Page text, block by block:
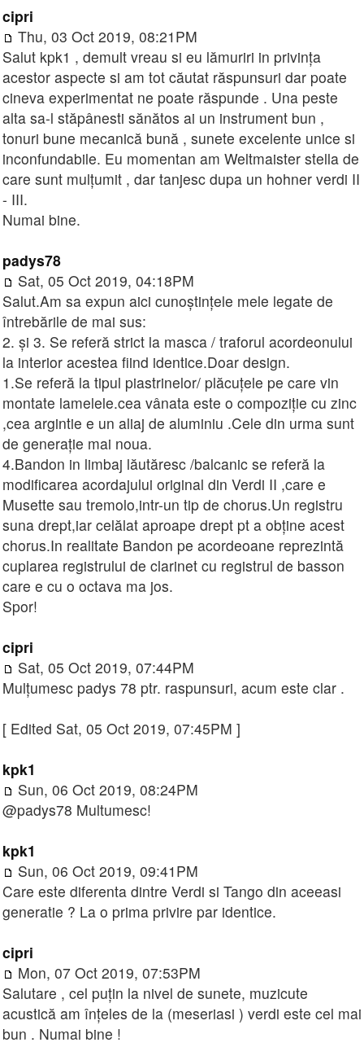
cipri
Thu, 03 Oct 2019, 08:21PM
Salut kpk1 , demult vreau si eu lămuriri in privința
acestor aspecte si am tot căutat răspunsuri dar poate
cineva experimentat ne poate răspunde . Una peste
alta sa-l stăpânesti sănătos ai un instrument bun ,
tonuri bune mecanică bună , sunete excelente unice si
inconfundabile. Eu momentan am Weltmaister stella de
care sunt mulțumit , dar tanjesc dupa un hohner verdi II
- III.
Numai bine.
padys78
Sat, 05 Oct 2019, 04:18PM
Salut.Am sa expun aici cunoștințele mele legate de
întrebările de mai sus:
2. și 3. Se referă strict la masca / traforul acordeonului
la interior acestea fiind identice.Doar design.
1.Se referă la tipul piastrinelor/ plăcuțele pe care vin
montate lamelele.cea vânata este o compoziție cu zinc
,cea argintie e un aliaj de aluminiu .Cele din urma sunt
de generație mai noua.
4.Bandon in limbaj lăutăresc /balcanic se referă la
modificarea acordajului original din Verdi II ,care e
Musette sau tremolo,intr-un tip de chorus.Un registru
suna drept,iar celălat aproape drept pt a obține acest
chorus.In realitate Bandon pe acordeoane reprezintă
cuplarea registrului de clarinet cu registrul de basson
care e cu o octava ma jos.
Spor!
cipri
Sat, 05 Oct 2019, 07:44PM
Mulțumesc padys 78 ptr. raspunsuri, acum este clar .
[ Edited Sat, 05 Oct 2019, 07:45PM ]
kpk1
Sun, 06 Oct 2019, 08:24PM
@padys78 Multumesc!
kpk1
Sun, 06 Oct 2019, 09:41PM
Care este diferenta dintre Verdi si Tango din aceeasi
generatie ? La o prima privire par identice.
cipri
Mon, 07 Oct 2019, 07:53PM
Salutare , cel puțin la nivel de sunete, muzicute
acustică am înțeles de la (meseriasi ) verdi este cel mai
bun . Numai bine !